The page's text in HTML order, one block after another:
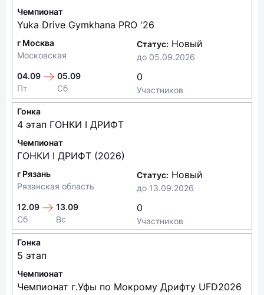
Чемпионат
Yuka Drive Gymkhana PRO '26
г Москва
Московская
Статус: Новый
до 05.09.2026
04.09
Пт
05.09
Сб
0
Участников
Гонка
4 этап ГОНКИ I ДРИФТ
Чемпионат
ГОНКИ I ДРИФТ (2026)
г Рязань
Рязанская область
Статус: Новый
до 13.09.2026
12.09
Сб
13.09
Вс
0
Участников
Гонка
5 этап
Чемпионат
Чемпионат г.Уфы по Мокрому Дрифту UFD2026